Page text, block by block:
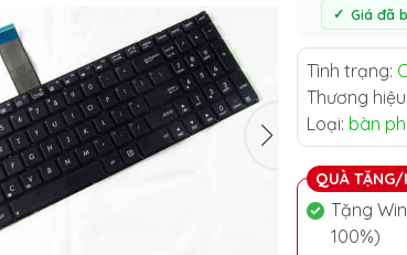
Giá đã
Tình trạng:
Thương hiệu:
Loại: bàn
QUÀ TẶNG/
Tặng
100%)